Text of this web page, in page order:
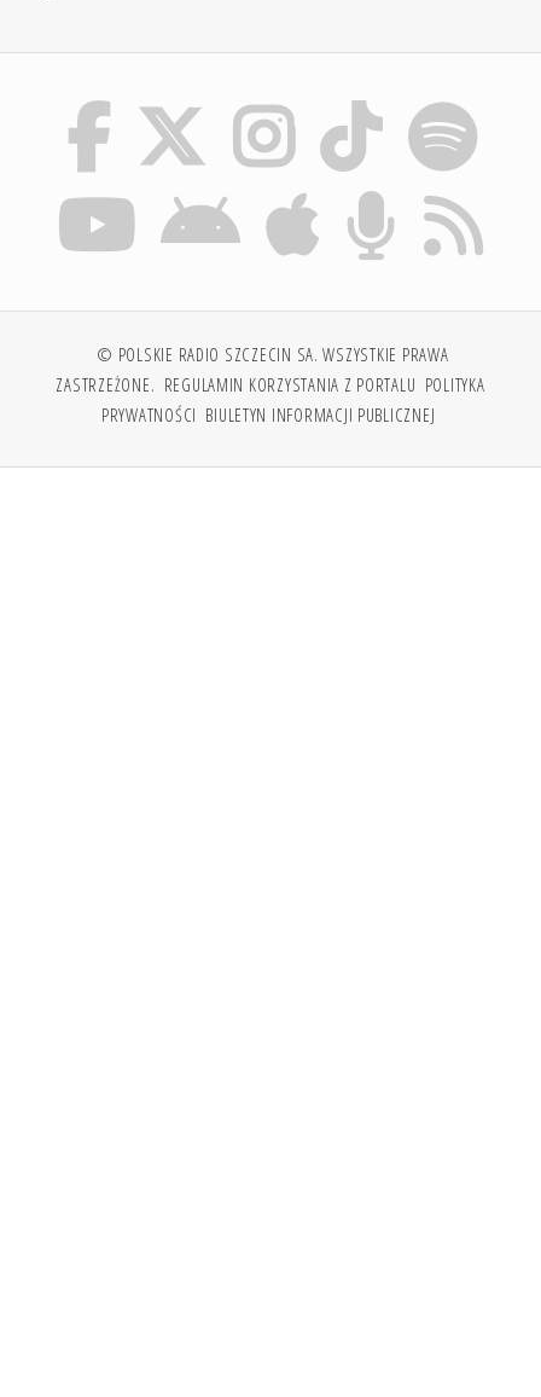
© POLSKIE RADIO SZCZECIN SA. WSZYSTKIE PRAWA
ZASTRZEŻONE. REGULAMIN KORZYSTANIA Z PORTALU POLITYKA
PRYWATNOŚCI BIULETYN INFORMACJI PUBLICZNEJ